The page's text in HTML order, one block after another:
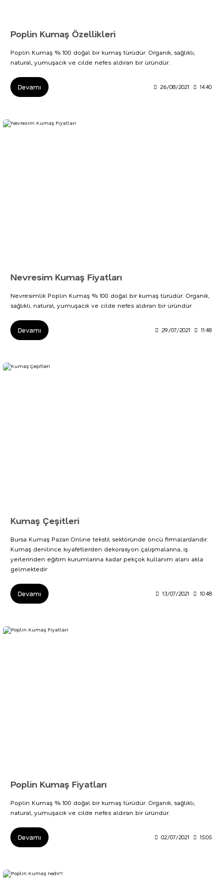
Poplin Kumaş Özellikleri
Poplin Kumaş % 100 doğal bir kumaş türüdür. Organik, sağlıklı,
natural, yumuşacık ve cilde nefes aldıran bir üründür.
Devamı 26/08/2021 14:40
Nevresim Kumaş Fiyatları
Nevresimlik Poplin Kumaş % 100 doğal bir kumaş türüdür. Organik,
sağlıklı, natural, yumuşacık ve cilde nefes aldıran bir üründür.
Devamı 29/07/2021 11:48
Kumaş Çeşitleri
Bursa Kumaş Pazarı Online tekstil sektöründe öncü firmalardandır.
Kumaş denilince kıyafetlerden dekorasyon çalışmalarına, iş
yerlerinden eğitim kurumlarına kadar pekçok kullanım alanı akla
gelmektedir
Devamı 13/07/2021 10:48
Poplin Kumaş Fiyatları
Poplin Kumaş % 100 doğal bir kumaş türüdür. Organik, sağlıklı,
natural, yumuşacık ve cilde nefes aldıran bir üründür.
Devamı 02/07/2021 15:05